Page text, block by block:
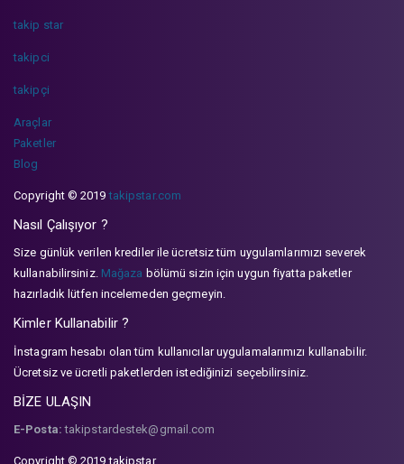
takip star
takipci
takipçi
Araçlar
Paketler
Blog
Copyright © 2019takipstar.com
Nasıl Çalışıyor ?
Size günlük verilen krediler ile ücretsiz tüm uygulamlarımızı severek
kullanabilirsiniz. Mağaza bölümü sizin için uygun fiyatta paketler
hazırladık lütfen incelemeden geçmeyin.
Kimler Kullanabilir ?
İnstagram hesabı olan tüm kullanıcılar uygulamalarımızı kullanabilir.
Ücretsiz ve ücretli paketlerden istediğinizi seçebilirsiniz.
BİZE ULAŞIN
E-Posta: takipstardestek@gmail.com
Copyright © 2019 takipstar.